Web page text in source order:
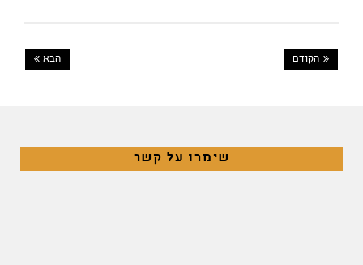
« הקודם הבא »
שימרו על קשר